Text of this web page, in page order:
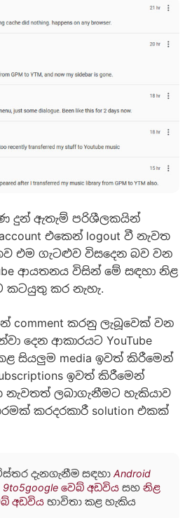
දුන් ඇතැම් පරිශීලකයින්
එකෙන් logout වී නැවත
එම ගැටළුව විසදෙන බව වන
ආයතනය විසින් මේ සඳහා නිළ
කටයුතු කර නැහැ.
comment කරනු ලැබූවෙක් වන
දෙන ආකාරයට YouTube
කළ සියලුම media ඉවත් කිරීමෙන්
ඉවත් කිරීමෙන්
නැවතත් ලබාගැනීමට හැකියාව
කරදරකාරී solution එකක්
දැනගැනීම සඳහා Android
9to5google වෙබ් අඩවියසහ නිළ
අඩවියභාවිතා කළ හැකිය